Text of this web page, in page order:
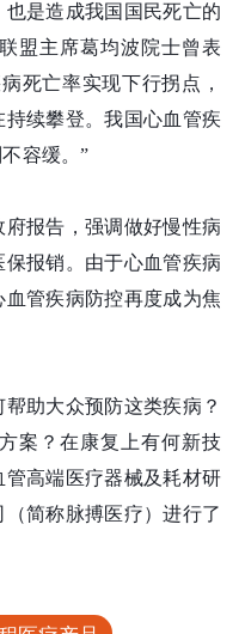
是造成我国国民死亡的
盟主席葛均波院士曾表
死亡率实现下行拐点，
续攀登。我国心血管疾
容缓。”
府报告，强调做好慢性病
报销。由于心血管疾病
管疾病防控再度成为焦
助大众预防这类疾病？
案？在康复上有何新技
高端医疗器械及耗材研
简称脉搏医疗）进行了